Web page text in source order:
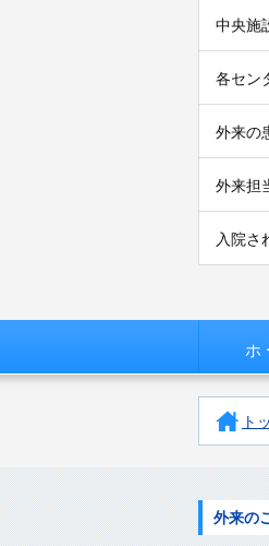
中央施
各セン
外来の
外来担
入院さ
ホ
ト
外来の